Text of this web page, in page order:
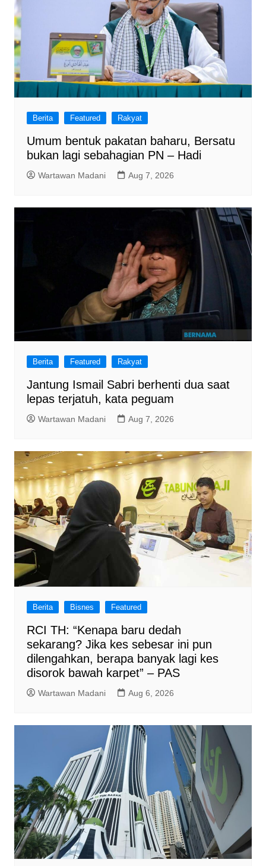
Berita Featured Rakyat
Umum bentuk pakatan baharu, Bersatu
bukan lagi sebahagian PN – Hadi
Wartawan Madani Aug 7, 2026
Berita Featured Rakyat
Jantung Ismail Sabri berhenti dua saat
lepas terjatuh, kata peguam
Wartawan Madani Aug 7, 2026
Berita Bisnes Featured
RCI TH: “Kenapa baru dedah
sekarang? Jika kes sebesar ini pun
dilengahkan, berapa banyak lagi kes
disorok bawah karpet” – PAS
Wartawan Madani Aug 6, 2026